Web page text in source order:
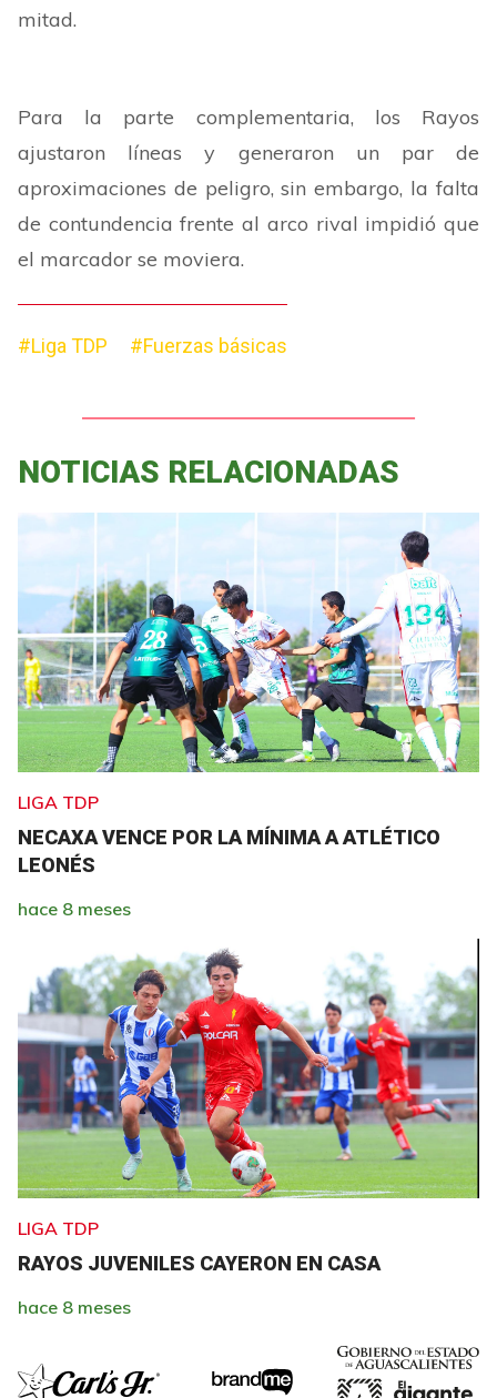
mitad.
Para la parte complementaria, los Rayos
ajustaron líneas y generaron un par de
aproximaciones de peligro, sin embargo, la falta
de contundencia frente al arco rival impidió que
el marcador se moviera.
#Liga TDP #Fuerzas básicas
NOTICIAS RELACIONADAS
LIGA TDP
NECAXA VENCE POR LA MÍNIMA A ATLÉTICO
LEONÉS
hace 8 meses
LIGA TDP
RAYOS JUVENILES CAYERON EN CASA
hace 8 meses